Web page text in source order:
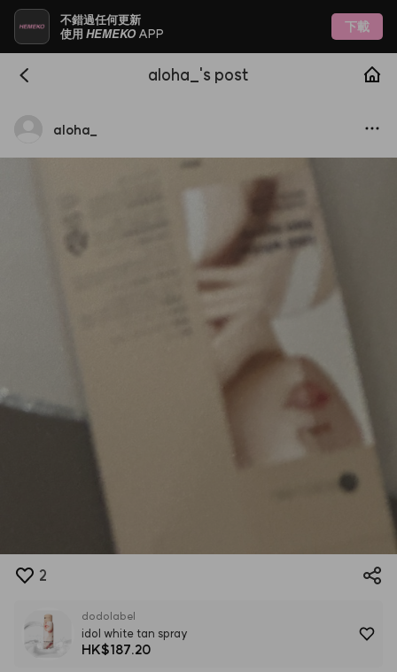
不錯過任何更新
使用 HEMEKO APP 下載
aloha_'s post
aloha
2
dodolabel
idol white tan spray
HK$187.20